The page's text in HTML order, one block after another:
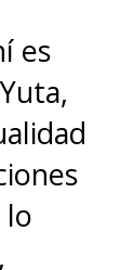
es
lo